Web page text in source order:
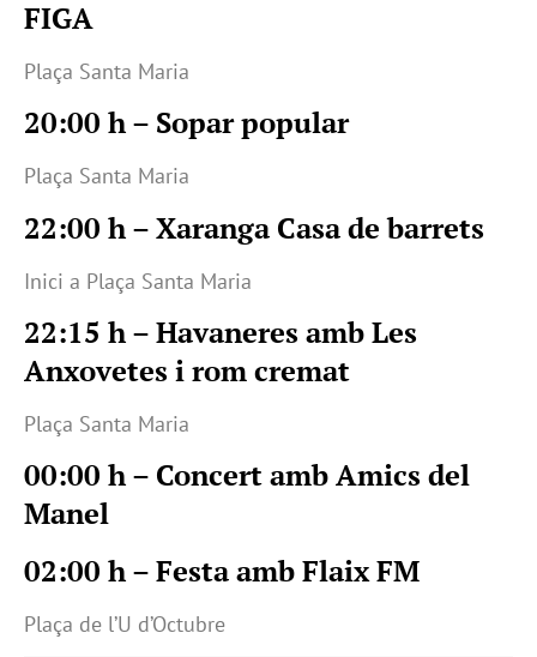
FIGA
Plaça Santa Maria
20:00 h – Sopar popular
Plaça Santa Maria
22:00 h – Xaranga Casa de barrets
Inici a Plaça Santa Maria
22:15 h – Havaneres amb Les
Anxovetes i rom cremat
Plaça Santa Maria
00:00 h – Concert amb Amics del
Manel
02:00 h – Festa amb Flaix FM
Plaça de l’U d’Octubre